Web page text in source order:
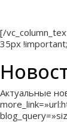
[/
35px
Актуальные